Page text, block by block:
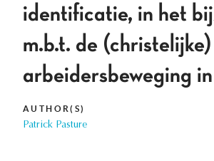
identificatie, in het
m.b.t. de (christelijke)
arbeidersbeweging
AUTHOR(S)
Patrick Pasture